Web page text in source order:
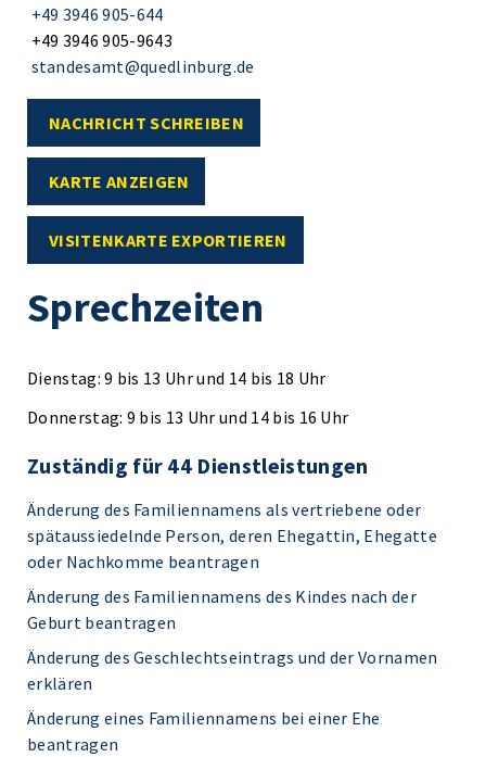
+49 3946 905-644
+49 3946 905-9643
standesamt@quedlinburg.de
NACHRICHT SCHREIBEN
KARTE ANZEIGEN
VISITENKARTE EXPORTIEREN
Sprechzeiten
Dienstag: 9 bis 13 Uhr und 14 bis 18 Uhr
Donnerstag: 9 bis 13 Uhr und 14 bis 16 Uhr
Zuständig für 44 Dienstleistungen
Änderung des Familiennamens als vertriebene oder
spätaussiedelnde Person, deren Ehegattin, Ehegatte
oder Nachkomme beantragen
Änderung des Familiennamens des Kindes nach der
Geburt beantragen
Änderung des Geschlechtseintrags und der Vornamen
erklären
Änderung eines Familiennamens bei einer Ehe
beantragen